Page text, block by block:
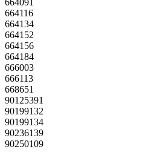
664116
664134
664152
664156
664184
666003
666113
668651
90125391
90199132
90199134
90236139
90250109